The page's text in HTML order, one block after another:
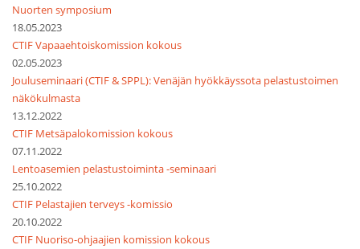
Nuorten symposium
18.05.2023
CTIF Vapaaehtoiskomission kokous
02.05.2023
Jouluseminaari (CTIF & SPPL): Venäjän hyökkäyssota pelastustoimen
näkökulmasta
13.12.2022
CTIF Metsäpalokomission kokous
07.11.2022
Lentoasemien pelastustoiminta -seminaari
25.10.2022
CTIF Pelastajien terveys -komissio
20.10.2022
CTIF Nuoriso-ohjaajien komission kokous